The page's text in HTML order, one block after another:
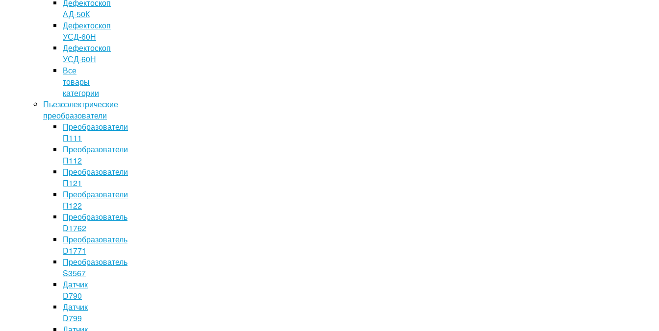
Дефектоскоп
АД-50К
Дефектоскоп
УСД-60Н
Дефектоскоп
УСД-60Н
Все
товары
категории
Пьезоэлектрические
преобразователи
Преобразователи
П111
Преобразователи
П112
Преобразователи
П121
Преобразователи
П122
Преобразователь
D1762
Преобразователь
D1771
Преобразователь
S3567
Датчик
D790
Датчик
D799